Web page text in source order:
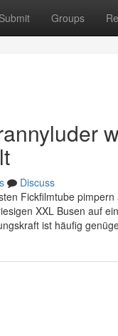
Submit Groups
Discuss
Fickfilmtube
XXL Busen auf
ist häufig